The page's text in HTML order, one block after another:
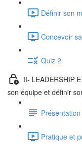
Définir son
Concevoir
Quiz 2
II- LEADERSHIP
son équipe et définir
Pratique et